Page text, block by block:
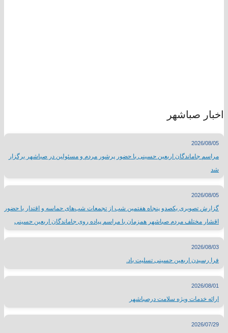
اخبار صباشهر
2026/08/05
مراسم جاماندگان اربعین حسینی با حضور پرشور مردم و مسئولین در صباشهر برگزار
شد
2026/08/05
گزارش تصویری یکصدو پنجاه هفتمین شب از تجمعات شب‌های حماسه و اقتدار با حضور
اقشار مختلف مردم صباشهر همزمان با مراسم پیاده روی جاماندگان اربعین حسینی
2026/08/03
فرا رسیدن اربعین حسینی تسلیت باد.
2026/08/01
ارائه خدمات ویژه سلامت درصباشهر
2026/07/29